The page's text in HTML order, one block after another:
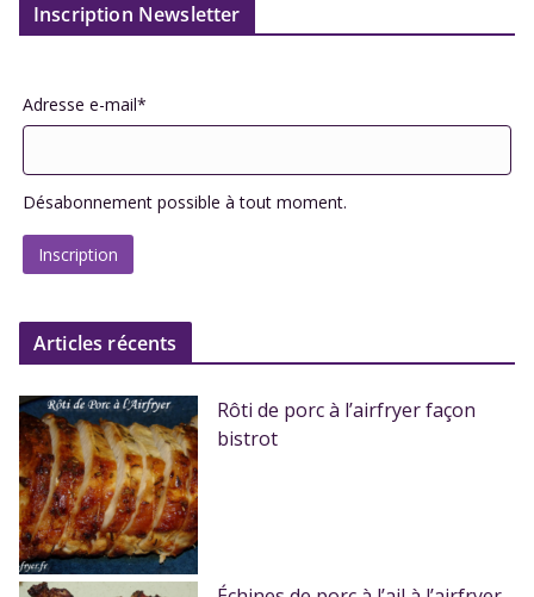
Inscription Newsletter
Adresse e-mail*
Désabonnement possible à tout moment.
Articles récents
Rôti de porc à l’airfryer façon
bistrot